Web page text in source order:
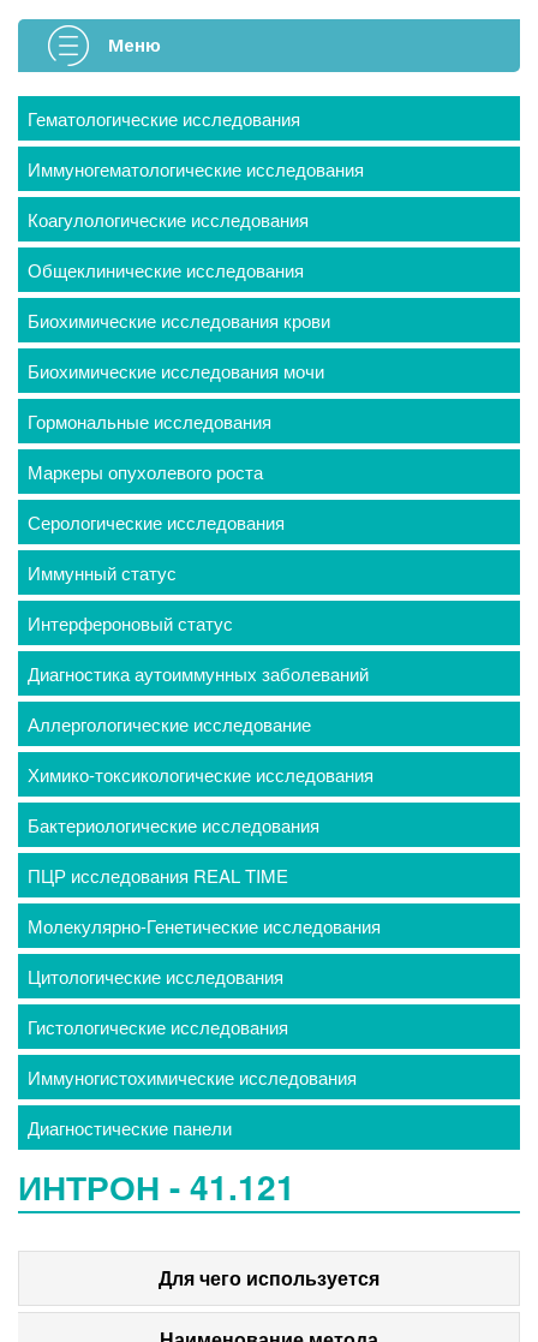
Меню
Гематологические исследования
Иммуногематологические исследования
Коагулологические исследования
Общеклинические исследования
Биохимические исследования крови
Биохимические исследования мочи
Гормональные исследования
Маркеры опухолевого роста
Серологические исследования
Иммунный статус
Интерфероновый статус
Диагностика аутоиммунных заболеваний
Аллергологические исследование
Химико-токсикологические исследования
Бактериологические исследования
ПЦР исследования REAL TIME
Молекулярно-Генетические исследования
Цитологические исследования
Гистологические исследования
Иммуногистохимические исследования
Диагностические панели
ИНТРОН - 41.121
Для чего используется